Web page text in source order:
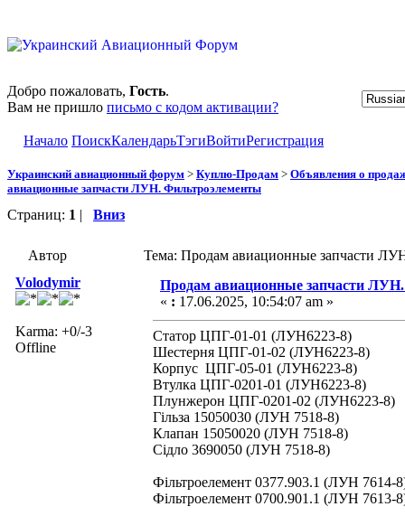
Добро пожаловать, Гость.
Вам не пришло письмо с кодом активации?
Начало ПоискКалендарьТэгиВойтиРегистрация
Украинский авиационный форум > Куплю-Продам > Объявления о
авиационные запчасти ЛУН. Фильтроэлементы
Страниц: 1 | Вниз
Автор
Тема: Продам авиационные запчасти
Volodymir
Karma: +0/-3
Offline
Продам авиационные запчасти
« : 17.06.2025, 10:54:07 am »
Статор ЦПГ-01-01 (ЛУН6223-8)
Шестерня ЦПГ-01-02 (ЛУН6223-8)
Корпус ЦПГ-05-01 (ЛУН6223-8)
Втулка ЦПГ-0201-01 (ЛУН6223-8)
Плунжерон ЦПГ-0201-02 (ЛУН6223-8)
Гільза 15050030 (ЛУН 7518-8)
Клапан 15050020 (ЛУН 7518-8)
Сідло 3690050 (ЛУН 7518-8)
Фільтроелемент 0377.903.1 (ЛУН 7614-
Фільтроелемент 0700.901.1 (ЛУН 7613-